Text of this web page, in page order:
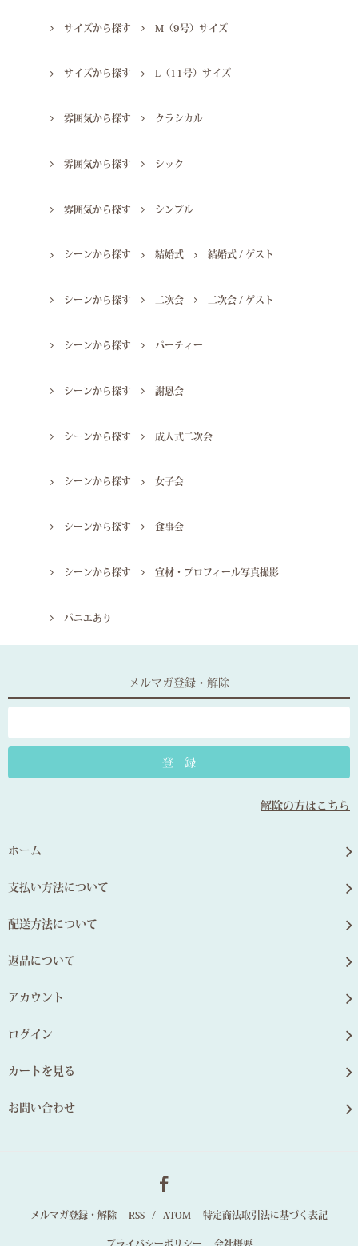
サイズから探す M（9号）サイズ
サイズから探す L（11号）サイズ
雰囲気から探す クラシカル
雰囲気から探す シック
雰囲気から探す シンプル
シーンから探す 結婚式 結婚式 / ゲスト
シーンから探す 二次会 二次会 / ゲスト
シーンから探す パーティー
シーンから探す 謝恩会
シーンから探す 成人式二次会
シーンから探す 女子会
シーンから探す 食事会
シーンから探す 宣材・プロフィール写真撮影
パニエあり
メルマガ登録・解除
解除の方はこちら
ホーム
支払い方法について
配送方法について
返品について
アカウント
ログイン
カートを見る
お問い合わせ
メルマガ登録・解除 RSS / ATOM 特定商法取引法に基づく表記
プライバシーポリシー 会社概要